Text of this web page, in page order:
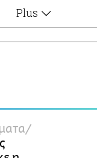
Plus
Οι Αθηναίοι